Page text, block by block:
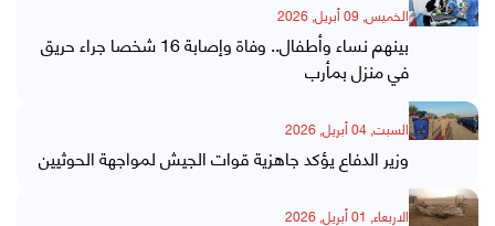
الخميس, 09 أبريل, 2026
بينهم نساء وأطفال.. وفاة وإصابة 16 شخصا جراء حريق
في منزل بمأرب
السبت, 04 أبريل, 2026
وزير الدفاع يؤكد جاهزية قوات الجيش لمواجهة الحوثيين
الاربعاء, 01 أبريل, 2026